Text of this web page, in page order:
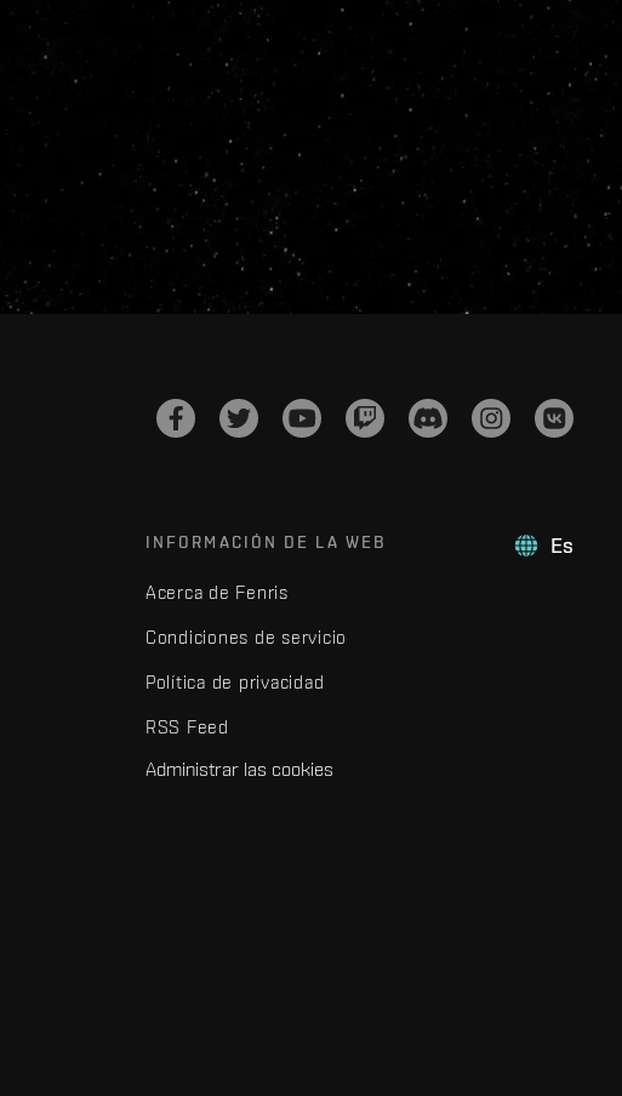
Es
INFORMACIÓN DE LA WEB
Acerca de Fenris
Condiciones de servicio
Política de privacidad
RSS Feed
Administrar las cookies